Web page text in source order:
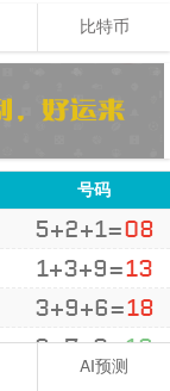
比特币
1 13
号码
5+2+1=08
1+3+9=13
3+9+6=18
6+7+3=16
AI预测